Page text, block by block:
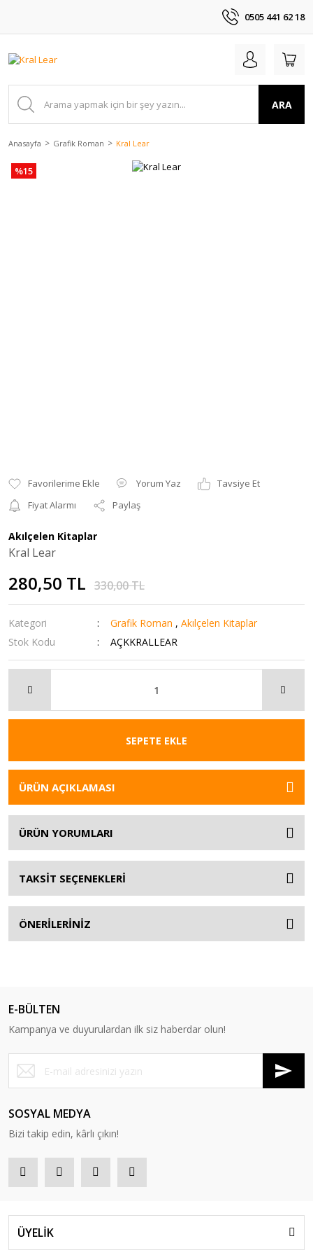
0505 441 62 18
ARA
Anasayfa Grafik Roman Kral Lear
%15
Yorum Yaz
Tavsiye Et
Fiyat Alarmı
Paylaş
Akılçelen Kitaplar
Kral Lear
280,50 TL 330,00 TL
Kategori Grafik Roman ,Akılçelen Kitaplar
Stok Kodu
AÇKKRALLEAR
SEPETE EKLE
ÜRÜN AÇIKLAMASI
ÜRÜN YORUMLARI
TAKSİT SEÇENEKLERİ
ÖNERİLERİNİZ
E-BÜLTEN
Kampanya ve duyurulardan ilk siz haberdar olun!
SOSYAL MEDYA
Bizi takip edin, kârlı çıkın!
ÜYELİK